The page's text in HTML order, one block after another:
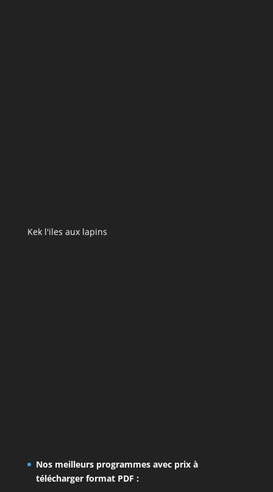
Kek l'iles aux lapins
Nos meilleurs programmes avec prix à
télécharger format PDF :